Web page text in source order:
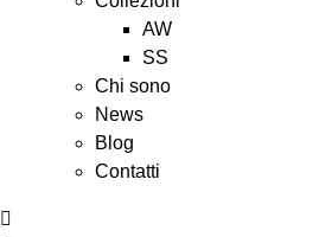
AW
SS
Chi sono
News
Blog
Contatti